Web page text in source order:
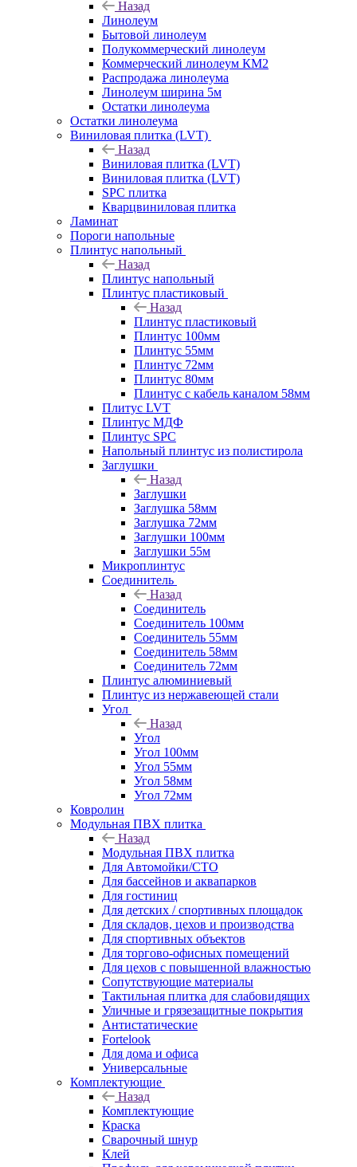
Назад
Линолеум
Бытовой линолеум
Полукоммерческий линолеум
Коммерческий линолеум КМ2
Распродажа линолеума
Линолеум ширина 5м
Остатки линолеума
Остатки линолеума
Виниловая плитка (LVT)
Назад
Виниловая плитка (LVT)
Виниловая плитка (LVT)
SPC плитка
Кварцвиниловая плитка
Ламинат
Пороги напольные
Плинтус напольный
Назад
Плинтус напольный
Плинтус пластиковый
Назад
Плинтус пластиковый
Плинтус 100мм
Плинтус 55мм
Плинтус 72мм
Плинтус 80мм
Плинтус с кабель каналом 58мм
Плитус LVT
Плинтус МДФ
Плинтус SPC
Напольный плинтус из полистирола
Заглушки
Назад
Заглушки
Заглушка 58мм
Заглушка 72мм
Заглушки 100мм
Заглушки 55м
Микроплинтус
Соединитель
Назад
Соединитель
Соединитель 100мм
Соединитель 55мм
Соединитель 58мм
Соединитель 72мм
Плинтус алюминиевый
Плинтус из нержавеющей стали
Угол
Назад
Угол
Угол 100мм
Угол 55мм
Угол 58мм
Угол 72мм
Ковролин
Модульная ПВХ плитка
Назад
Модульная ПВХ плитка
Для Автомойки/СТО
Для бассейнов и аквапарков
Для гостиниц
Для детских / спортивных площадок
Для складов, цехов и производства
Для спортивных объектов
Для торгово-офисных помещений
Для цехов с повышенной влажностью
Сопутствующие материалы
Тактильная плитка для слабовидящих
Уличные и грязезащитные покрытия
Антистатические
Fortelook
Для дома и офиса
Универсальные
Комплектующие
Назад
Комплектующие
Краска
Сварочный шнур
Клей